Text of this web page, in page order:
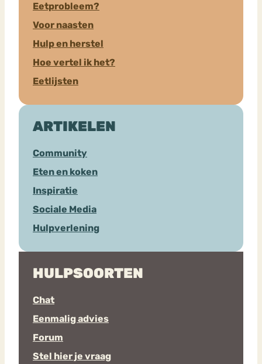
Eetprobleem?
Voor naasten
Hulp en herstel
Hoe vertel ik het?
Eetlijsten
ARTIKELEN
Community
Eten en koken
Inspiratie
Sociale Media
Hulpverlening
HULPSOORTEN
Chat
Eenmalig advies
Forum
Stel hier je vraag